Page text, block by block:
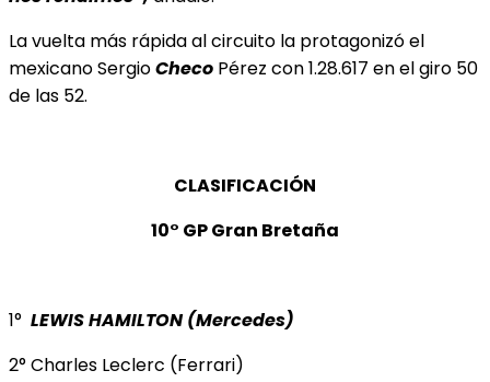
La vuelta más rápida al circuito la protagonizó el
mexicano SergioCheco Pérez con 1.28.617 en el giro 50
de las 52.
CLASIFICACIÓN
10° GP Gran Bretaña
1° LEWIS HAMILTON (Mercedes)
2° Charles Leclerc (Ferrari)